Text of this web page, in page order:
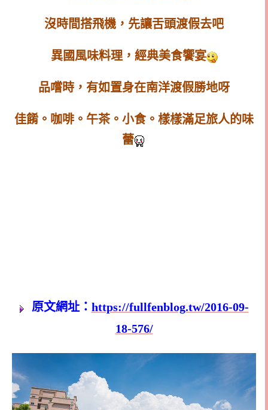
沒時間搭飛機，先讓舌頭渡假去吧
異國風味料理，經典美食饗宴
品嚐時，有如置身在南洋渡假勝地呀
佳餚。咖啡。午茶。小食。樣樣滿足旅人的味
蕾
原文網址： https://fullfenblog.tw/2016-09-
18-576/